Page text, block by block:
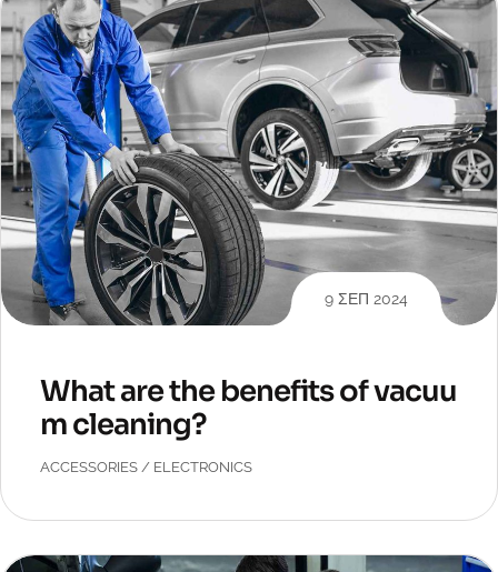
9 ΣΕΠ 2024
What are the benefits of vacuu
m cleaning?
ACCESSORIES / ELECTRONICS